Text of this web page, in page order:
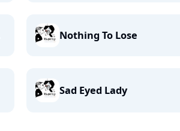
Nothing To Lose
Sad Eyed Lady